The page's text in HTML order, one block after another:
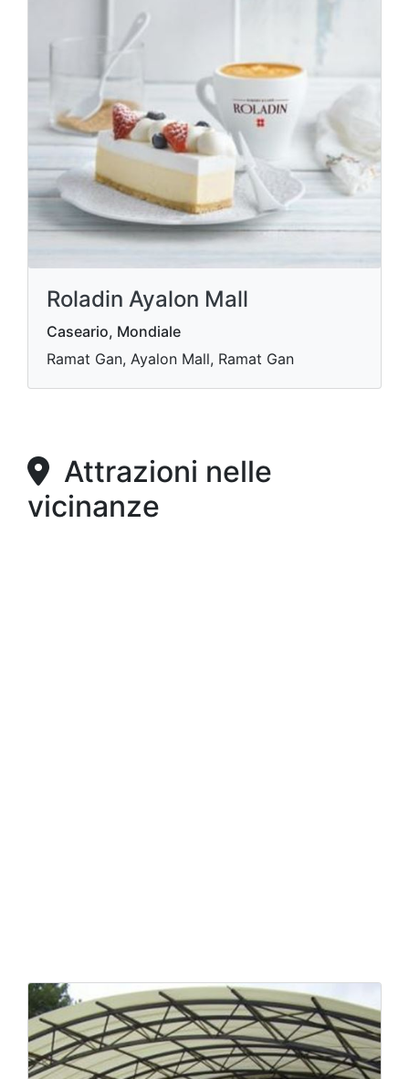
Roladin Ayalon Mall
Caseario, Mondiale
Ramat Gan, Ayalon Mall, Ramat Gan
Attrazioni nelle
vicinanze